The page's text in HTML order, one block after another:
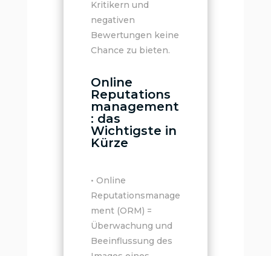
Kritikern und
negativen
Bewertungen keine
Chance zu bieten.
Online
Reputations
management
: das
Wichtigste in
Kürze
• Online
Reputationsmanage
ment (ORM) =
Überwachung und
Beeinflussung des